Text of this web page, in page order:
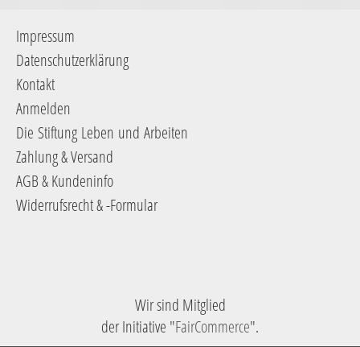
Impressum
Datenschutzerklärung
Kontakt
Anmelden
Die Stiftung Leben und Arbeiten
Zahlung & Versand
AGB & Kundeninfo
Widerrufsrecht & -Formular
Wir sind Mitglied
der Initiative "FairCommerce".